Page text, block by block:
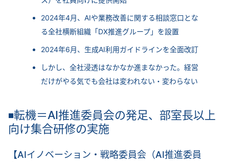
2024年4月、AIや業務改善に関する相談窓口とな
る全社横断組織「DX推進グループ」を設置
2024年6月、生成AI利用ガイドラインを全面改訂
しかし、全社浸透はなかなか進まなかった。経営
だけがやる気でも会社は変われない・変わらない
◾転機＝AI推進委員会の発足、部室長以上
向け集合研修の実施
【AIイノベーション・戦略委員会（AI推進委員